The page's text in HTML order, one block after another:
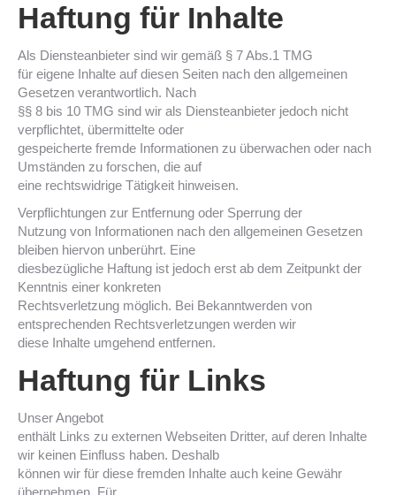
Haftung für Inhalte
Als Diensteanbieter sind wir gemäß § 7 Abs.1 TMG
für eigene Inhalte auf diesen Seiten nach den allgemeinen
Gesetzen verantwortlich. Nach
§§ 8 bis 10 TMG sind wir als Diensteanbieter jedoch nicht
verpflichtet, übermittelte oder
gespeicherte fremde Informationen zu überwachen oder nach
Umständen zu forschen, die auf
eine rechtswidrige Tätigkeit hinweisen.
Verpflichtungen zur Entfernung oder Sperrung der
Nutzung von Informationen nach den allgemeinen Gesetzen
bleiben hiervon unberührt. Eine
diesbezügliche Haftung ist jedoch erst ab dem Zeitpunkt der
Kenntnis einer konkreten
Rechtsverletzung möglich. Bei Bekanntwerden von
entsprechenden Rechtsverletzungen werden wir
diese Inhalte umgehend entfernen.
Haftung für Links
Unser Angebot
enthält Links zu externen Webseiten Dritter, auf deren Inhalte
wir keinen Einfluss haben. Deshalb
können wir für diese fremden Inhalte auch keine Gewähr
übernehmen. Für